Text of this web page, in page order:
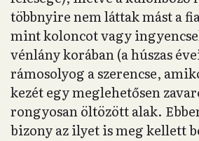
többnyire nem láttak mást a
mint koloncot vagy
vénlány korában (a húszas
rámosolyog a szerencse,
kezét egy meglehetősen
rongyosan öltözött alak.
bizony az ilyet is meg kellett